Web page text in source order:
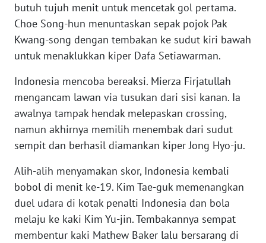
butuh tujuh menit untuk mencetak gol pertama.
Choe Song-hun menuntaskan sepak pojok Pak
Kwang-song dengan tembakan ke sudut kiri bawah
untuk menaklukkan kiper Dafa Setiawarman.
Indonesia mencoba bereaksi. Mierza Firjatullah
mengancam lawan via tusukan dari sisi kanan. Ia
awalnya tampak hendak melepaskan crossing,
namun akhirnya memilih menembak dari sudut
sempit dan berhasil diamankan kiper Jong Hyo-ju.
Alih-alih menyamakan skor, Indonesia kembali
bobol di menit ke-19. Kim Tae-guk memenangkan
duel udara di kotak penalti Indonesia dan bola
melaju ke kaki Kim Yu-jin. Tembakannya sempat
membentur kaki Mathew Baker lalu bersarang di
PEDOMAN
MEDIA
SIBER
REDAKSI
KARIR
DISCLAIMER
News
WN
SUMUT